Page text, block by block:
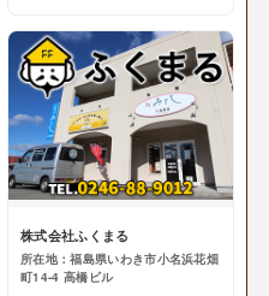
株式会社ふくまる
所在地：福島県いわき市小名浜花畑
町14-4 高橋ビル